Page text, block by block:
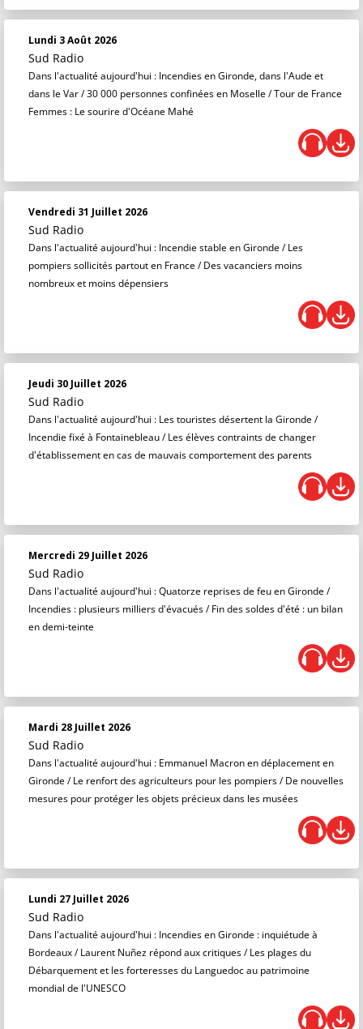
Lundi 3 Août 2026
Sud Radio
Dans l'actualité aujourd'hui : Incendies en Gironde, dans l'Aude et
dans le Var / 30 000 personnes confinées en Moselle / Tour de France
Femmes : Le sourire d'Océane Mahé
Vendredi 31 Juillet 2026
Sud Radio
Dans l'actualité aujourd'hui : Incendie stable en Gironde / Les
pompiers sollicités partout en France / Des vacanciers moins
nombreux et moins dépensiers
Jeudi 30 Juillet 2026
Sud Radio
Dans l'actualité aujourd'hui : Les touristes désertent la Gironde /
Incendie fixé à Fontainebleau / Les élèves contraints de changer
d'établissement en cas de mauvais comportement des parents
Mercredi 29 Juillet 2026
Sud Radio
Dans l'actualité aujourd'hui : Quatorze reprises de feu en Gironde /
Incendies : plusieurs milliers d'évacués / Fin des soldes d'été : un bilan
en demi-teinte
Mardi 28 Juillet 2026
Sud Radio
Dans l'actualité aujourd'hui : Emmanuel Macron en déplacement en
Gironde / Le renfort des agriculteurs pour les pompiers / De nouvelles
mesures pour protéger les objets précieux dans les musées
Lundi 27 Juillet 2026
Sud Radio
Dans l'actualité aujourd'hui : Incendies en Gironde : inquiétude à
Bordeaux / Laurent Nuñez répond aux critiques / Les plages du
Débarquement et les forteresses du Languedoc au patrimoine
mondial de l'UNESCO